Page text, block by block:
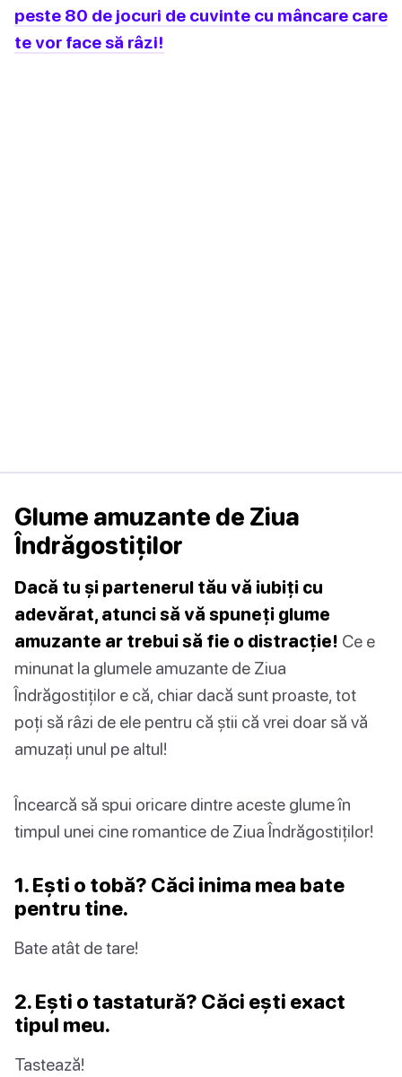
peste 80 de jocuri de cuvinte cu mâncare care
te vor face să râzi!
Glume amuzante de Ziua
Îndrăgostiților
Dacă tu și partenerul tău vă iubiți cu
adevărat, atunci să vă spuneți glume
amuzante ar trebui să fie o distracție! Ce e
minunat la glumele amuzante de Ziua
Îndrăgostiților e că, chiar dacă sunt proaste, tot
poți să râzi de ele pentru că știi că vrei doar să vă
amuzați unul pe altul!
Încearcă să spui oricare dintre aceste glume în
timpul unei cine romantice de Ziua Îndrăgostiților!
1. Ești o tobă? Căci inima mea bate
pentru tine.
Bate atât de tare!
2. Ești o tastatură? Căci ești exact
tipul meu.
Tastează!